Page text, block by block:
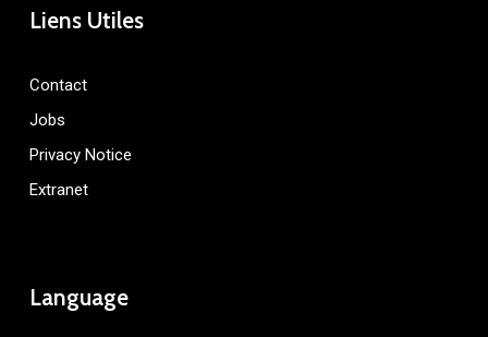
Liens Utiles
Contact
Jobs
Privacy Notice
Extranet
Language